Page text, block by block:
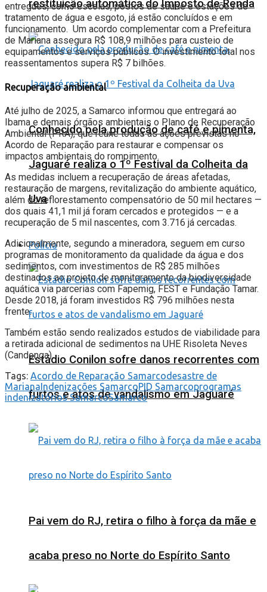
restituição automática do Imposto de Renda
Conhecido pela produção de café e pimenta,
Jaguaré realiza o 1º Festival da Colheita da
Uva
Polícia
Estádio Conilon sofre danos recorrentes com
furtos e atos de vandalismo em Jaguaré
Pai vem do RJ, retira o filho à força da mãe e
acaba preso no Norte do Espírito Santo
entregues, como escolas, postos de saúde e estações de
tratamento de água e esgoto, já estão concluídos e em
funcionamento. Um acordo complementar com a Prefeitura
de Mariana assegura R$ 108,9 milhões para custeio de
equipamentos e serviços públicos. O investimento total nos
reassentamentos supera R$ 7 bilhões.
Recuperação ambiental
Até julho de 2025, a Samarco informou que entregará ao
Ibama e demais órgãos ambientais o Plano de Recuperação
Ambiental (PRA), que reúne todas as ações previstas no
Acordo de Reparação para restaurar e compensar os
impactos ambientais do rompimento.
As medidas incluem a recuperação de áreas afetadas,
restauração de margens, revitalização do ambiente aquático,
além do reflorestamento compensatório de 50 mil hectares —
dos quais 41,1 mil já foram cercados e protegidos — e a
recuperação de 5 mil nascentes, com 3.716 já cercadas.
Adicionalmente, segundo a mineradora, seguem em curso
programas de monitoramento da qualidade da água e dos
sedimentos, com investimentos de R$ 285 milhões
destinados ao projeto de monitoramento da biodiversidade
aquática via parcerias com Fapemig, FEST e Fundação Tamar.
Desde 2018, já foram investidos R$ 796 milhões nesta
frente.
Também estão sendo realizados estudos de viabilidade para
a retirada adicional de sedimentos na UHE Risoleta Neves
(Candonga).
Tags: Acordo de Reparação Samarcodesastre de
MarianaIndenizações SamarcoPID Samarcoprogramas
indenizatórios SamarcoSamarco